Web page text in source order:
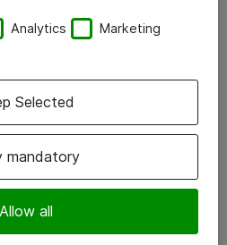
Excellence
er essentielt, når vi taler AI
Analytics Marketing
mandatory
Allow all
Selected